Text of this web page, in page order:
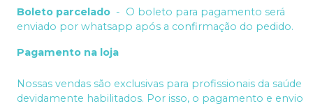
Boleto parcelado - O boleto para pagamento será
enviado por whatsapp após a confirmação do pedido.
Pagamento na loja
Nossas vendas são exclusivas para profissionais da saúde
devidamente habilitados. Por isso, o pagamento e envio